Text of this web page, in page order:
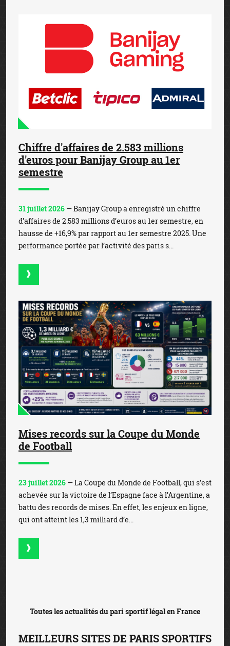
Chiffre d'affaires de 2.583 millions
d'euros pour Banijay Group au 1er
semestre
31 juillet 2026 — Banijay Group a enregistré un chiffre
d’affaires de 2.583 millions d’euros au 1er semestre, en
hausse de +16,9% par rapport au 1er semestre 2025. Une
performance portée par l’activité des paris s...
Mises records sur la Coupe du Monde
de Football
23 juillet 2026 — La Coupe du Monde de Football, qui s’est
achevée sur la victoire de l’Espagne face à l’Argentine, a
battu des records de mises. En effet, les enjeux en ligne,
qui ont atteint les 1,3 milliard d’e...
Toutes les actualités du pari sportif légal en France
MEILLEURS SITES DE PARIS SPORTIFS